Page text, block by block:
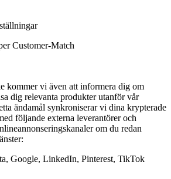
Customer-Match
kommer vi även att informera dig om
dig relevanta produkter utanför vår
ändamål synkroniserar vi dina krypterade
följande externa leverantörer och
om du redan
Google, LinkedIn, Pinterest, TikTok